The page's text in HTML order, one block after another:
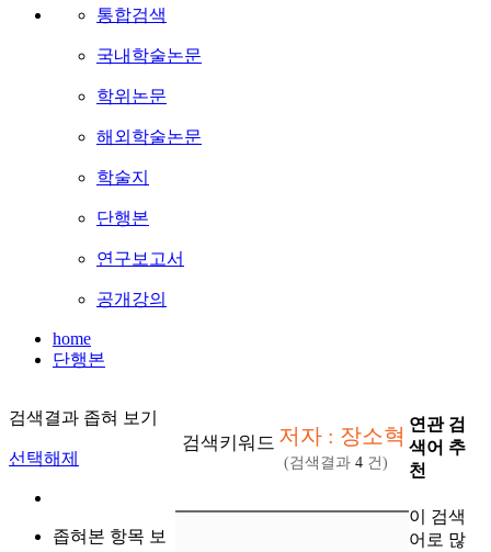
통합검색
국내학술논문
학위논문
해외학술논문
학술지
단행본
연구보고서
공개강의
home
단행본
검색결과 좁혀 보기
선택해제
좁혀본 항목 보
검색키워드 저자 : 장소혁
(검색결과 4 건)
연관 검
색어 추
천
이 검색
어로 많